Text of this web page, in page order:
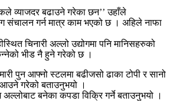
व्याजदर बढाउने गरेका छन’’ उहाँले
संचालन गर्न मात्र काम भएको छ । अहिले नाफा
चिनारी अल्लो उद्योगमा पनि मानिसहरुको
भीड नै हुने गरेको छ ।
पुन आफ्नो स्टलमा बढीजसो ढाका टोपी र सानो
आउने गरेको बताउनुभयो ।
बनेका कपडा विक्रि गर्ने बताउनुभयो ।